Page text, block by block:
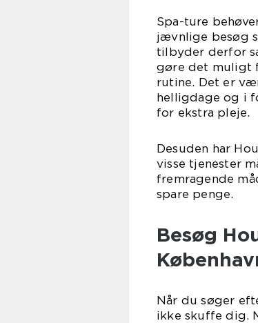
Spa-ture
jævnlige besøg
tilbyder derfor
gøre det muligt
rutine. Det er
helligdage og i
for ekstra pleje.
Desuden har
visse tjenester
fremragende
spare penge.
Besøg
Når du søger
ikke skuffe dig.